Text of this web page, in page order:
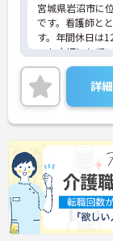
宮城県岩沼市に
です。看護師と
す。年間休日は
スも大切にして
は、面接対策ポ
たしますのでお
詳